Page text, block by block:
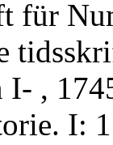
für
I- ,
I: